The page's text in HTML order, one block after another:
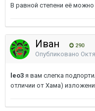
В равной степени её
Иван 290
Опубликовано
leo3 я вам слегка
отличии от Хама)